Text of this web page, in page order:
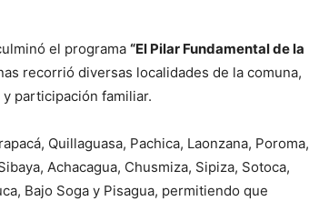
el programa “El Pilar Fundamental de la
recorrió diversas localidades de la comuna,
participación familiar.
Quillaguasa, Pachica, Laonzana, Poroma,
Achacagua, Chusmiza, Sipiza, Sotoca,
Bajo Soga y Pisagua, permitiendo que